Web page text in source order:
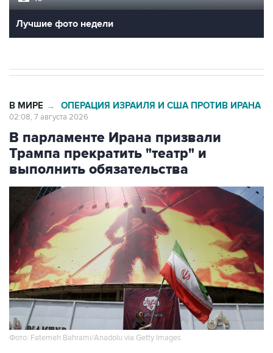
Лучшие фото недели
В МИРЕ → ОПЕРАЦИЯ ИЗРАИЛЯ И США ПРОТИВ ИРАНА
02:08, 7 августа 2026
В парламенте Ирана призвали
Трампа прекратить "театр" и
выполнить обязательства
Фото: Fatemeh Bahrami/Anadolu via Getty Images